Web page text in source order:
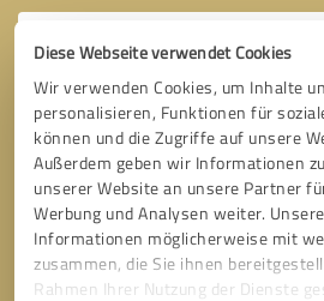
Diese Webseite verwendet Cookies
Wir verwenden Cookies, um Inhalte
personalisieren, Funktionen für
können und die Zugriffe auf unsere
Außerdem geben wir Informationen
unserer Website an unsere Partner
Werbung und Analysen weiter.
Informationen möglicherweise mit
zusammen, die Sie ihnen
Rahmen Ihrer Nutzung der Dienste